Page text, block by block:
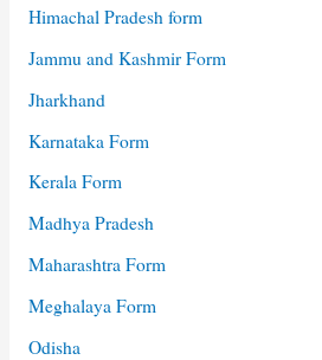
Himachal Pradesh form
Jammu and Kashmir Form
Jharkhand
Karnataka Form
Kerala Form
Madhya Pradesh
Maharashtra Form
Meghalaya Form
Odisha